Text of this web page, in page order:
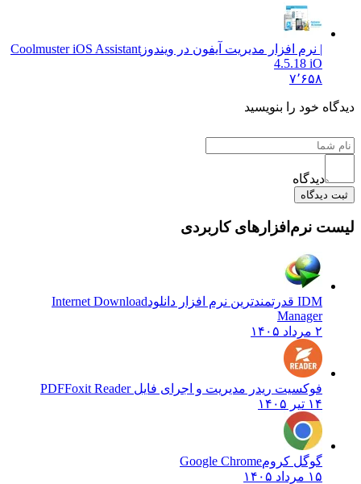
| نرم افزار مدیریت آیفون در ویندوزCoolmuster iOS Assistant
4.5.18 iO
۷٬۶۵۸
خود را بنویسید
دیدگاه
ثبت دیدگاه
نرم‌افزارهای کاربردی
IDM قدرتمندترین نرم افزار دانلود
Internet Download
Manager
فوکسیت ریدر مدیریت و اجرای فایل PDF Foxit Reader
۱۴ تیر ۱۴۰۵
گوگل کرومGoogle Chrome
۱۵ مرداد ۱۴۰۵